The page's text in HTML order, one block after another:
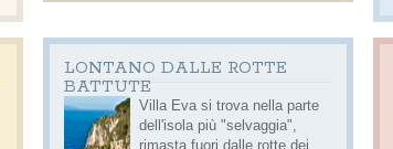
LONTANO DALLE ROTTE
BATTUTE
Villa Eva si trova nella parte
dell'isola più "selvaggia",
rimasta fuori dalle rotte dei